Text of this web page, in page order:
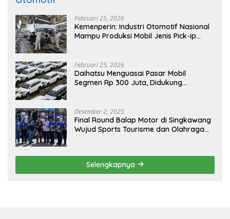
Februari 25, 2026
Kemenperin: Industri Otomotif Nasional
Mampu Produksi Mobil Jenis Pick-ip
Februari 25, 2026
Daihatsu Menguasai Pasar Mobil
Segmen Rp 300 Juta, Didukung
Desember 2, 2025
Final Round Balap Motor di Singkawang
Wujud Sports Tourisme dan Olahraga
Selengkapnya